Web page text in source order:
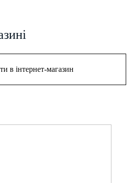
в інтернет-магазин